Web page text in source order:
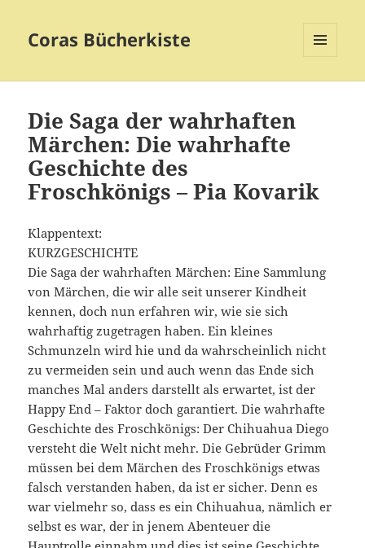
Coras Bücherkiste
Die Saga der wahrhaften
Märchen: Die wahrhafte
Geschichte des
Froschkönigs – Pia Kovarik
Klappentext:
KURZGESCHICHTE
Die Saga der wahrhaften Märchen: Eine Sammlung
von Märchen, die wir alle seit unserer Kindheit
kennen, doch nun erfahren wir, wie sie sich
wahrhaftig zugetragen haben. Ein kleines
Schmunzeln wird hie und da wahrscheinlich nicht
zu vermeiden sein und auch wenn das Ende sich
manches Mal anders darstellt als erwartet, ist der
Happy End – Faktor doch garantiert. Die wahrhafte
Geschichte des Froschkönigs: Der Chihuahua Diego
versteht die Welt nicht mehr. Die Gebrüder Grimm
müssen bei dem Märchen des Froschkönigs etwas
falsch verstanden haben, da ist er sicher. Denn es
war vielmehr so, dass es ein Chihuahua, nämlich er
selbst es war, der in jenem Abenteuer die